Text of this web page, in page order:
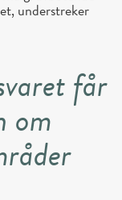
understreker
får
om